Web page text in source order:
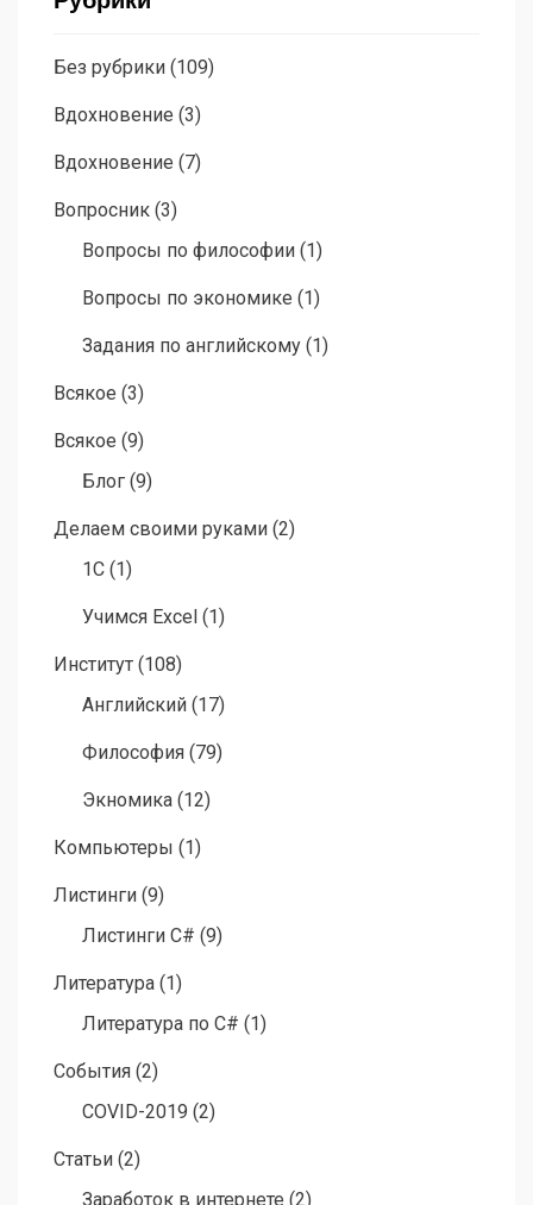
Без рубрики (109)
Вдохновение (3)
Вдохновение (7)
Вопросник (3)
Вопросы по философии (1)
Вопросы по экономике (1)
Задания по английскому (1)
Всякое (3)
Всякое (9)
Блог (9)
Делаем своими руками (2)
1C (1)
Учимся Excel (1)
Институт (108)
Английский (17)
Философия (79)
Экномика (12)
Компьютеры (1)
Листинги (9)
Листинги C# (9)
Литература (1)
Литература по C# (1)
События (2)
COVID-2019 (2)
Статьи (2)
Заработок в интернете (2)